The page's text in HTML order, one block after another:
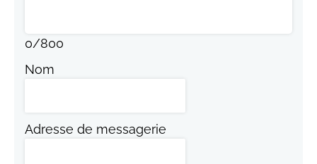
0/800
Nom
Adresse de messagerie